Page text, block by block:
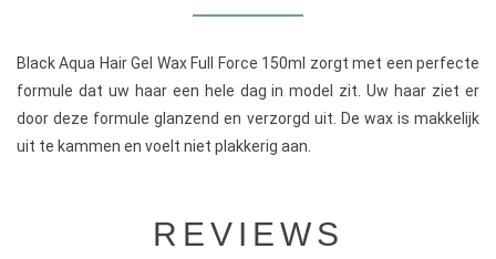
Black Aqua Hair Gel Wax Full Force 150ml zorgt met een perfecte
formule dat uw haar een hele dag in model zit. Uw haar ziet er
door deze formule glanzend en verzorgd uit. De wax is makkelijk
uit te kammen en voelt niet plakkerig aan.
REVIEWS